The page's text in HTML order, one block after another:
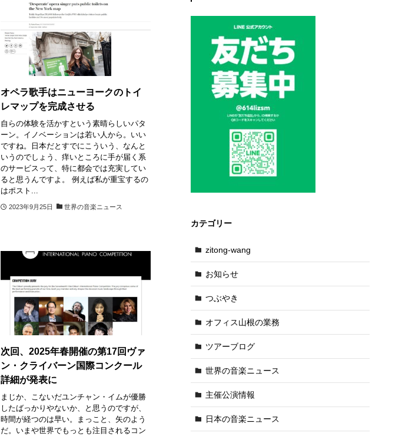
オペラ歌手はニューヨークのトイ
レマップを完成させる
自らの体験を活かすという素晴らしいパタ
ーン。イノベーションは若い人から。いい
ですね。日本だとすでにこういう、なんと
いうのでしょう、痒いところに手が届く系
のサービスって、特に都会では充実してい
ると思うんですよ。 例えば私が重宝するの
はポスト...
2023年9月25日 世界の音楽ニュース
次回、2025年春開催の第17回ヴァ
ン・クライバーン国際コンクール
詳細が発表に
まじか、こないだユンチャン・イムが優勝
したばっかりやないか、と思うのですが、
時間が経つのは早い。まっこと、矢のよう
だ。いまや世界でもっとも注目されるコン
カテゴリー
zitong-wang
お知らせ
つぶやき
オフィス山根の業務
ツアーブログ
世界の音楽ニュース
主催公演情報
日本の音楽ニュース